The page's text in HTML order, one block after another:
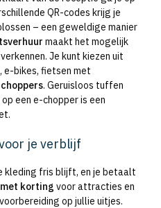
QR-codes krijg je
– een geweldige manier
maakt het mogelijk
Je kunt kiezen uit
e-bikes, fietsen met
. Geruisloos tuffen
een e-chopper is een
je verblijf
kleding fris blijft, en je betaalt
korting voor attracties en
op jullie uitjes.